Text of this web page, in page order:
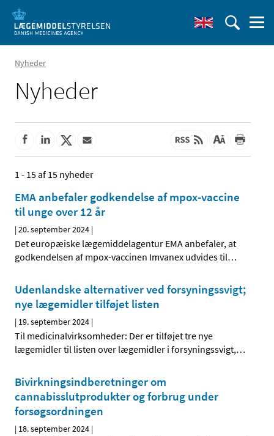
Nyheder
Nyheder
1 - 15 af 15 nyheder
EMA anbefaler godkendelse af mpox-vaccine
til unge over 12 år
|20. september 2024 |
Det europæiske lægemiddelagentur EMA anbefaler, at
godkendelsen af mpox-vaccinen Imvanex udvides til…
Udenlandske alternativer ved forsyningssvigt;
nye lægemidler tilføjet listen
| 19. september 2024 |
Til medicinalvirksomheder: Der er tilføjet tre nye
lægemidler til listen over lægemidler i forsyningssvigt,…
Bivirkningsindberetninger om
cannabisslutprodukter og forbrug under
forsøgsordningen
| 18. september 2024 |